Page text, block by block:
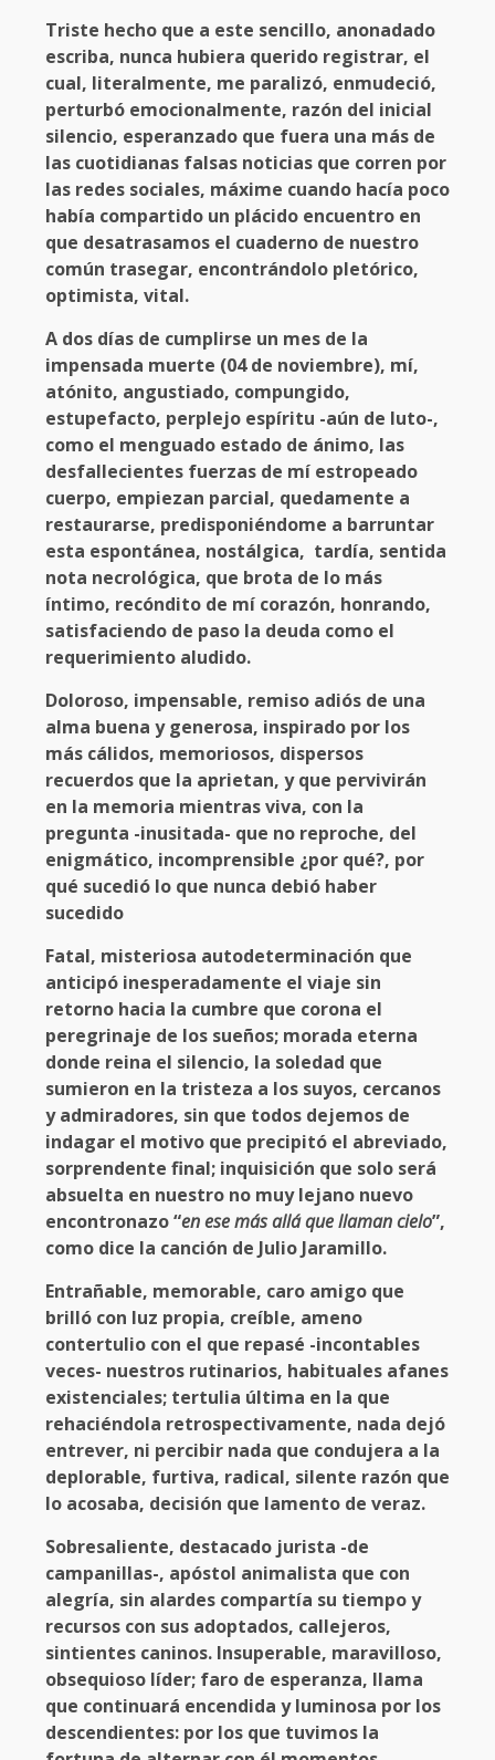
Triste hecho que a este sencillo, anonadado
escriba, nunca hubiera querido registrar, el
cual, literalmente, me paralizó, enmudeció,
perturbó emocionalmente, razón del inicial
silencio, esperanzado que fuera una más de
las cuotidianas falsas noticias que corren por
las redes sociales, máxime cuando hacía poco
había compartido un plácido encuentro en
que desatrasamos el cuaderno de nuestro
común trasegar, encontrándolo pletórico,
optimista, vital.
A dos días de cumplirse un mes de la
impensada muerte (04 de noviembre), mí,
atónito, angustiado, compungido,
estupefacto, perplejo espíritu -aún de luto-,
como el menguado estado de ánimo, las
desfallecientes fuerzas de mí estropeado
cuerpo, empiezan parcial, quedamente a
restaurarse, predisponiéndome a barruntar
esta espontánea, nostálgica, tardía, sentida
nota necrológica, que brota de lo más
íntimo, recóndito de mí corazón, honrando,
satisfaciendo de paso la deuda como el
requerimiento aludido.
Doloroso, impensable, remiso adiós de una
alma buena y generosa, inspirado por los
más cálidos, memoriosos, dispersos
recuerdos que la aprietan, y que pervivirán
en la memoria mientras viva, con la
pregunta -inusitada- que no reproche, del
enigmático, incomprensible ¿por qué?, por
qué sucedió lo que nunca debió haber
sucedido
Fatal, misteriosa autodeterminación que
anticipó inesperadamente el viaje sin
retorno hacia la cumbre que corona el
peregrinaje de los sueños; morada eterna
donde reina el silencio, la soledad que
sumieron en la tristeza a los suyos, cercanos
y admiradores, sin que todos dejemos de
indagar el motivo que precipitó el abreviado,
sorprendente final; inquisición que solo será
absuelta en nuestro no muy lejano nuevo
encontronazo “en ese más allá que llaman cielo”,
como dice la canción de Julio Jaramillo.
Entrañable, memorable, caro amigo que
brilló con luz propia, creíble, ameno
contertulio con el que repasé -incontables
veces- nuestros rutinarios, habituales afanes
existenciales; tertulia última en la que
rehaciéndola retrospectivamente, nada dejó
entrever, ni percibir nada que condujera a la
deplorable, furtiva, radical, silente razón que
lo acosaba, decisión que lamento de veraz.
Sobresaliente, destacado jurista -de
campanillas-, apóstol animalista que con
alegría, sin alardes compartía su tiempo y
recursos con sus adoptados, callejeros,
sintientes caninos. Insuperable, maravilloso,
obsequioso líder; faro de esperanza, llama
que continuará encendida y luminosa por los
descendientes: por los que tuvimos la